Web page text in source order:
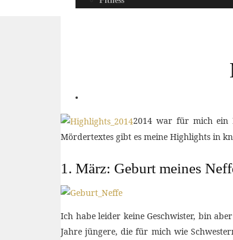
2014 war für mich ein
Mördertextes gibt es meine Highlights in
1. März: Geburt meines
Ich habe leider keine Geschwister, bin
Jahre jüngere, die für mich wie